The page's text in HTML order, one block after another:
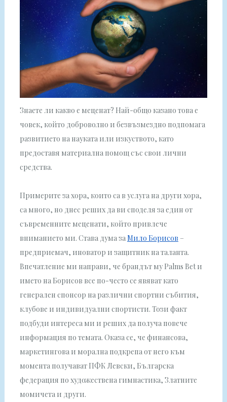
Знаете ли какво е меценат? Най-общо казано това е
човек, който доброволно и безвъзмездно подпомага
развитието на науката или изкуството, като
предоставя материална помощ със свои лични
средства.
Примерите за хора, които са в услуга на други хора,
са много, но днес реших да ви споделя за един от
съвременните меценати, който привлече
вниманието ми. Става дума заМило Борисов –
предприемач, иноватор и защитник на таланта.
Впечатление ми направи, че брандът му Palms Bet и
името на Борисов все по-често се явяват като
генерален спонсор на различни спортни събития,
клубове и индивидуални спортисти. Този факт
подбуди интереса ми и реших да получа повече
информация по темата. Оказа се, че финансова,
маркетингова и морална подкрепа от него към
момента получават ПФК Левски, Българска
федерация по художествена гимнастика, Златните
момичета и други.